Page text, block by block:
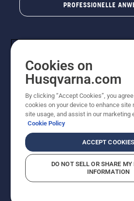
PROFESSIONELLE
© Husqvarna AB (publ). Alle
den Preisangaben handelt es sich
Preisempfehlungen in Euro inkl.
Preisempfehlungen (inkl. MwSt), es
den direkten Kauf
Cookie-RichtlinieNutzungsbedingungen
Vermutete
Cookies on
Husqvarna.com
By clicking “Accept Cookies”, you
cookies on your device to enhance site
site usage, and assist in our marketing
Cookie Policy
ACCEPT COOKIES
DO NOT SELL OR SHARE MY
INFORMATION